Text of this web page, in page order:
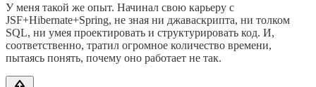
У меня такой же опыт. Начинал свою карьеру с
JSF+Hibernate+Spring, не зная ни джаваскрипта, ни толком
SQL, ни умея проектировать и структурировать код. И,
соответственно, тратил огромное количество времени,
пытаясь понять, почему оно работает не так.